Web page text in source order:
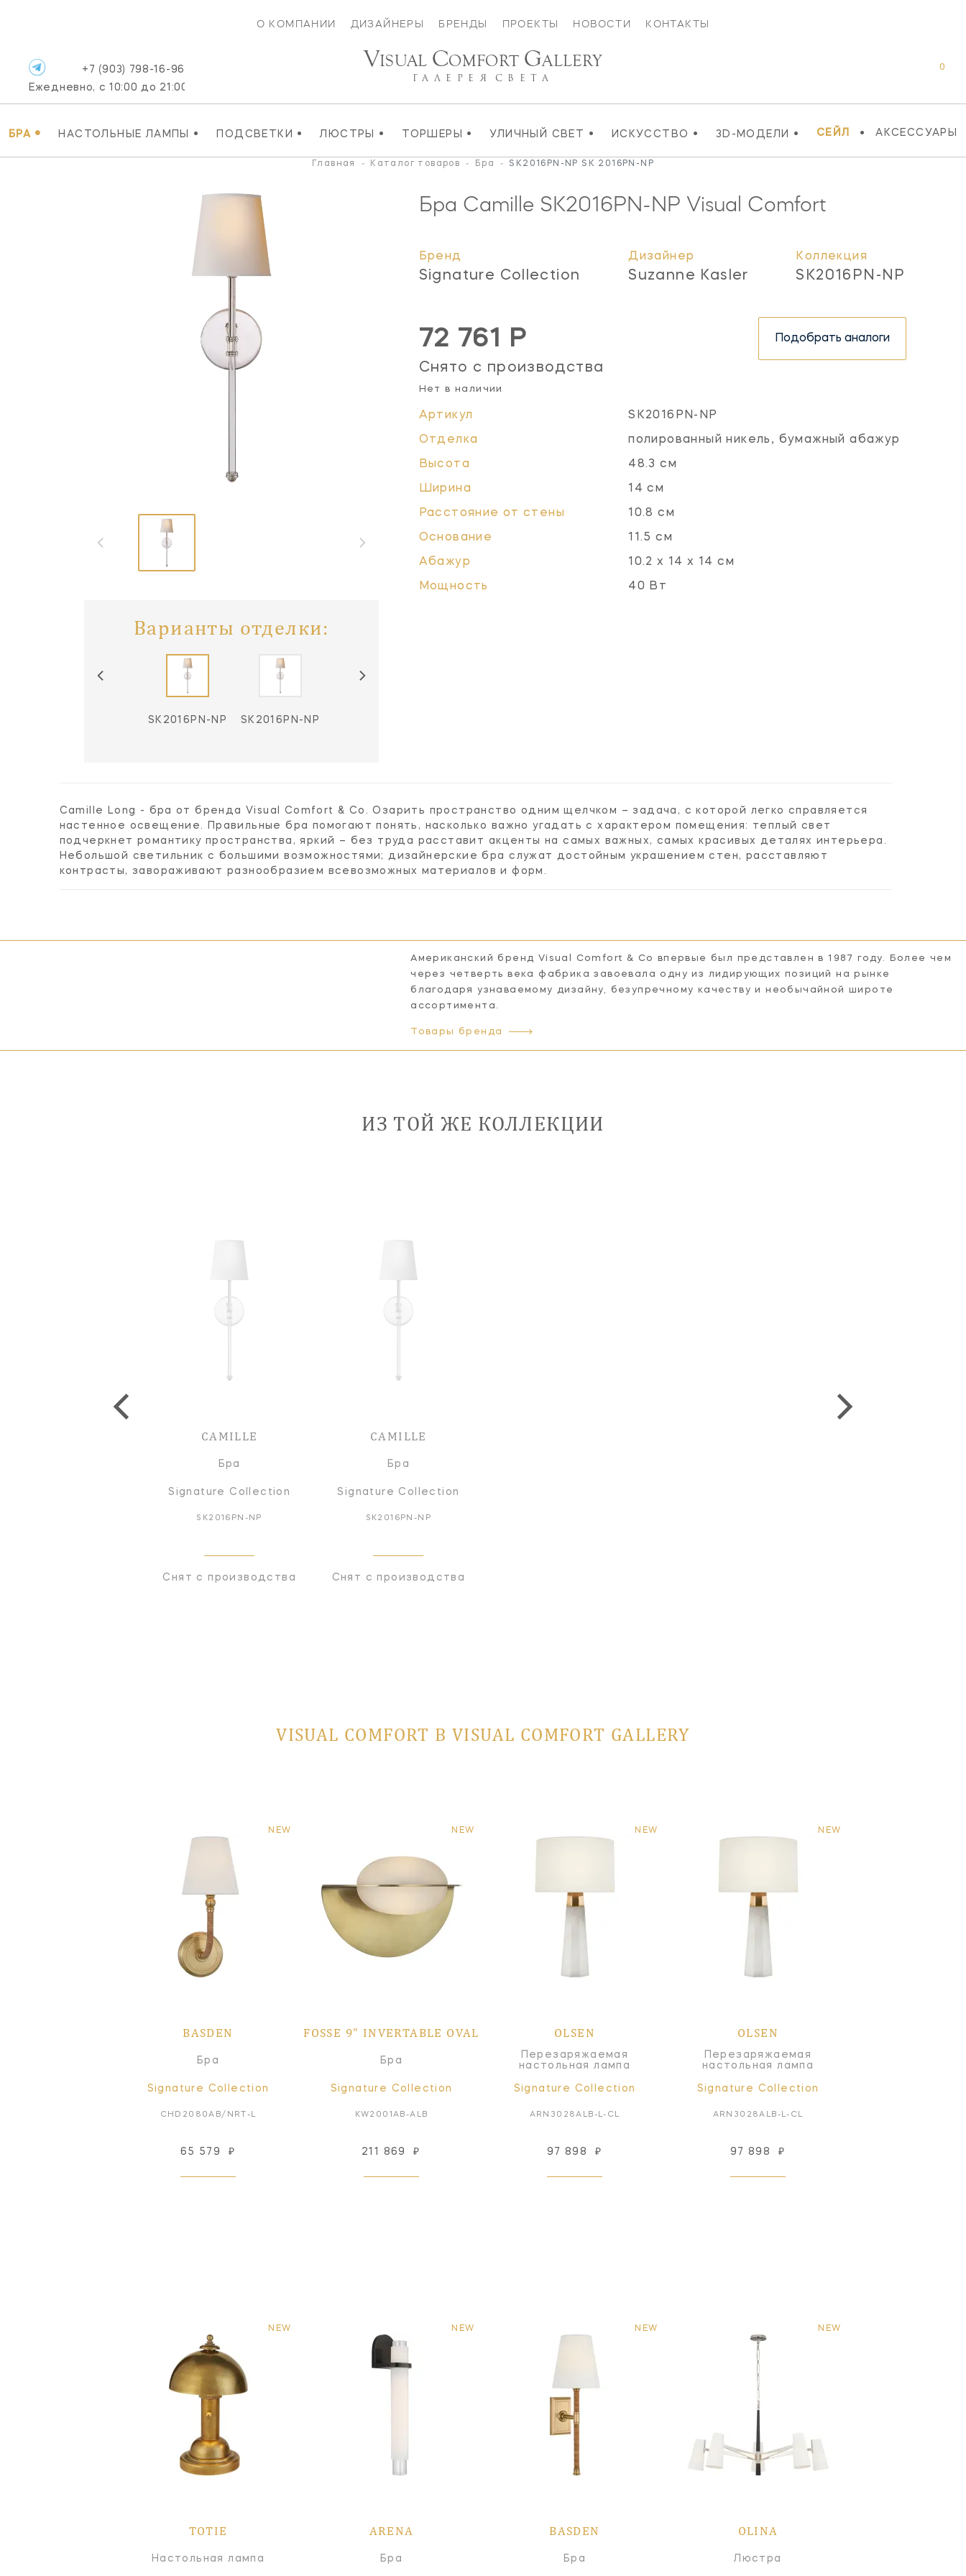
О КОМПАНИИ ДИЗАЙНЕРЫ БРЕНДЫ ПРОЕКТЫ НОВОСТИ КОНТАКТЫ
БРА • НАСТОЛЬНЫЕ ЛАМПЫ • ПОДСВЕТКИ • ЛЮСТРЫ • ТОРШЕРЫ • УЛИЧНЫЙ СВЕТ • ИСКУССТВО • 3D-МОДЕЛИ • СЕЙЛ • АКСЕССУАРЫ
+7 (903) 798-16-96
Ежедневно, с 10:00 до 21:00
0
VISUAL COMFORT GALLERY
ГАЛЕРЕЯ СВЕТА
Главная - Каталог товаров - Бра - SK2016PN-NP SK 2016PN-NP
Варианты отделки:
SK2016PN-NP SK2016PN-NP
Бра Camille SK2016PN-NP Visual Comfort
Бренд
Signature Collection
Дизайнер
Suzanne Kasler
Коллекция
SK2016PN-NP
72 761 Р
Снято с производства
Нет в наличии
Подобрать аналоги
Артикул SK2016PN-NP
Отделка полированный никель, бумажный абажур
Высота 48.3 см
Ширина 14 см
Расстояние от стены 10.8 см
Основание 11.5 см
Абажур 10.2 x 14 x 14 см
Мощность 40 Вт
Camille Long - бра от бренда Visual Comfort & Co. Озарить пространство одним щелчком – задача, с которой легко справляется
настенное освещение. Правильные бра помогают понять, насколько важно угадать с характером помещения: теплый свет
подчеркнет романтику пространства, яркий – без труда расставит акценты на самых важных, самых красивых деталях интерьера.
Небольшой светильник с большими возможностями; дизайнерские бра служат достойным украшением стен, расставляют
контрасты, завораживают разнообразием всевозможных материалов и форм.
Американский бренд Visual Comfort & Co впервые был представлен в 1987 году. Более чем
через четверть века фабрика завоевала одну из лидирующих позиций на рынке
благодаря узнаваемому дизайну, безупречному качеству и необычайной широте
ассортимента.
Товары бренда
ИЗ ТОЙ ЖЕ КОЛЛЕКЦИИ
CAMILLE
Бра
Signature Collection
SK2016PN-NP
Снят с производства
CAMILLE
Бра
Signature Collection
SK2016PN-NP
Снят с производства
VISUAL COMFORT В VISUAL COMFORT GALLERY
NEW
BASDEN
Бра
Signature Collection
CHD2080AB/NRT-L
65 579 ₽
NEW
FOSSE 9" INVERTABLE OVAL
Бра
Signature Collection
KW2001AB-ALB
211 869 ₽
NEW
OLSEN
Перезаряжаемая
настольная лампа
Signature Collection
ARN3028ALB-L-CL
97 898 ₽
NEW
OLSEN
Перезаряжаемая
настольная лампа
Signature Collection
ARN3028ALB-L-CL
97 898 ₽
NEW
TOTIE
Настольная лампа
NEW
ARENA
Бра
NEW
BASDEN
Бра
NEW
OLINA
Люстра